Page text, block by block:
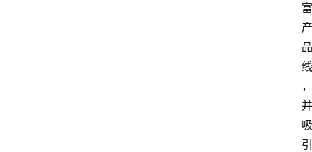
富
产
品
线
，
并
吸
引